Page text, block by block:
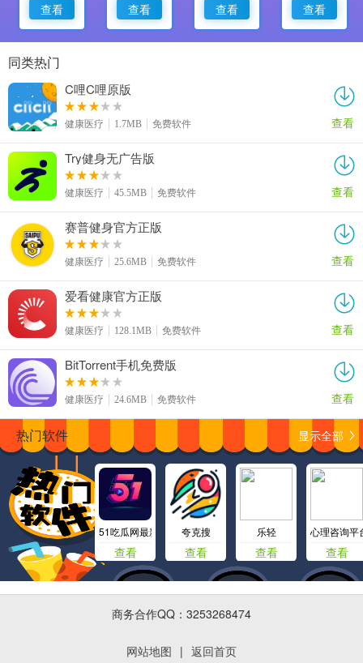
查看
查看
查看
查看
同类热门
C哩C哩原版
健康医疗 1.7MB 免费软件 查看
Try健身无广告版
健康医疗 45.5MB 免费软件 查看
赛普健身官方正版
健康医疗 25.6MB 免费软件 查看
爱看健康官方正版
健康医疗 128.1MB 免费软件 查看
BitTorrent手机免费版
健康医疗 24.6MB 免费软件 查看
热门软件 显示全部
51吃瓜网最新版
查看
夸克搜
查看
乐轻
查看
心理咨询平
查看
商务合作QQ：3253268474
网站地图 | 返回首页